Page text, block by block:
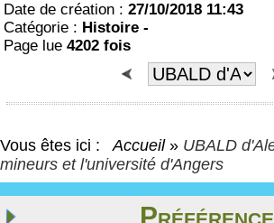
Date de création : 27/10/2018 11:43
Catégorie : Histoire -
Page lue 4202 fois
Vous êtes ici : Accueil » UBALD
mineurs et l'université d'Angers